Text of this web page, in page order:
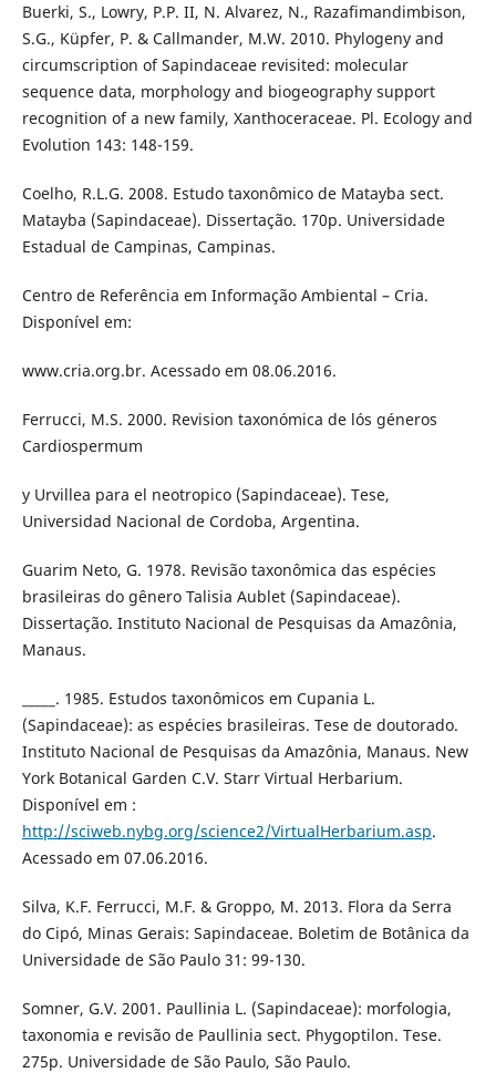
Buerki, S., Lowry, P.P. II, N. Alvarez, N., Razafimandimbison,
S.G., Küpfer, P. & Callmander, M.W. 2010. Phylogeny and
circumscription of Sapindaceae revisited: molecular
sequence data, morphology and biogeography support
recognition of a new family, Xanthoceraceae. Pl. Ecology and
Evolution 143: 148-159.
Coelho, R.L.G. 2008. Estudo taxonômico de Matayba sect.
Matayba (Sapindaceae). Dissertação. 170p. Universidade
Estadual de Campinas, Campinas.
Centro de Referência em Informação Ambiental – Cria.
Disponível em:
www.cria.org.br. Acessado em 08.06.2016.
Ferrucci, M.S. 2000. Revision taxonómica de lós géneros
Cardiospermum
y Urvillea para el neotropico (Sapindaceae). Tese,
Universidad Nacional de Cordoba, Argentina.
Guarim Neto, G. 1978. Revisão taxonômica das espécies
brasileiras do gênero Talisia Aublet (Sapindaceae).
Dissertação. Instituto Nacional de Pesquisas da Amazônia,
Manaus.
_____. 1985. Estudos taxonômicos em Cupania L.
(Sapindaceae): as espécies brasileiras. Tese de doutorado.
Instituto Nacional de Pesquisas da Amazônia, Manaus. New
York Botanical Garden C.V. Starr Virtual Herbarium.
Disponível em :
http://sciweb.nybg.org/science2/VirtualHerbarium.asp.
Acessado em 07.06.2016.
Silva, K.F. Ferrucci, M.F. & Groppo, M. 2013. Flora da Serra
do Cipó, Minas Gerais: Sapindaceae. Boletim de Botânica da
Universidade de São Paulo 31: 99-130.
Somner, G.V. 2001. Paullinia L. (Sapindaceae): morfologia,
taxonomia e revisão de Paullinia sect. Phygoptilon. Tese.
275p. Universidade de São Paulo, São Paulo.